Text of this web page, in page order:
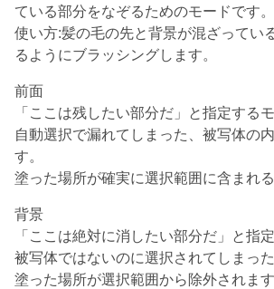
ている部分をなぞるためのモードです。
使い方:髪の毛の先と背景が混ざってい
るようにブラッシングします。
前面
「ここは残したい部分だ」と指定する
自動選択で漏れてしまった、被写体の
す。
塗った場所が確実に選択範囲に含まれ
背景
「ここは絶対に消したい部分だ」と指
被写体ではないのに選択されてしまっ
塗った場所が選択範囲から除外されます